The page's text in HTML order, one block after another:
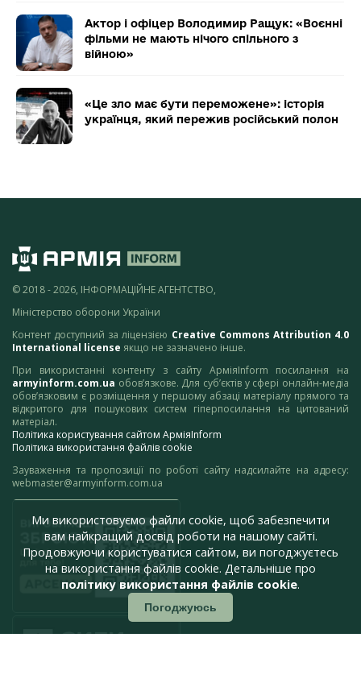
Актор і офіцер Володимир Ращук: «Воєнні
фільми не мають нічого спільного з
війною»
«Це зло має бути переможене»: історія
українця, який пережив російський полон
© 2018 - 2026, ІНФОРМАЦІЙНЕ АГЕНТСТВО,
Міністерство оборони України
Контент доступний за ліцензією Creative Commons Attribution 4.0
International license якщо не зазначено інше.
При використанні контенту з сайту АрміяInform посилання на
armyinform.com.ua обов’язкове. Для суб’єктів у сфері онлайн-медіа
обов’язковим є розміщення у першому абзаці матеріалу прямого та
відкритого для пошукових систем гіперпосилання на цитований
матеріал.
Політика користування сайтом АрміяInform
Політика використання файлів cookie
Зауваження та пропозиції по роботі сайту надсилайте на адресу:
webmaster@armyinform.com.ua
Ми використовуємо файли cookie, щоб забезпечити
вам найкращий досвід роботи на нашому сайті.
Продовжуючи користуватися сайтом, ви погоджуєтесь
на використання файлів cookie. Детальніше про
політику використання файлів cookie.
Погоджуюсь